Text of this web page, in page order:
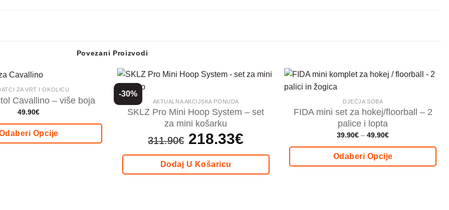
Povezani Proizvodi
ZA VRT I OKOLICU
Cavallino – više boja
49.90€
Opcije
-30%
AKTUALNA AKCIJSKA PONUDA
SKLZ Pro Mini Hoop System – set
za mini košarku
311.90€
Izvorna
cijena
je:
311.90€.
218.33€
218.33€.
Dodaj U Košaricu
DJEČJA SOBA
FIDA mini set za hokej/floorball – 2
palice i lopta
39.90€ – 49.90€Price
39.90€
through
Odaberi Opcije